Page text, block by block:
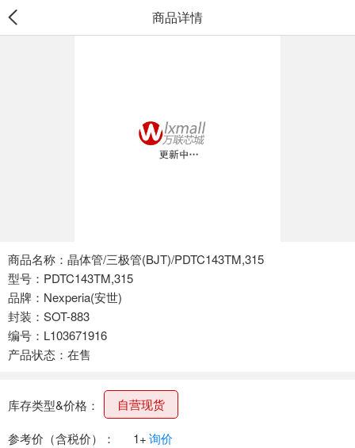
商品详情
商品名称：晶体管/三极管(BJT)/PDTC143TM,315
型号：PDTC143TM,315
品牌：Nexperia(安世)
封装：SOT-883
编号：L103671916
产品状态：在售
库存类型&价格： 自营现货
参考价（含税价）： 1+询价